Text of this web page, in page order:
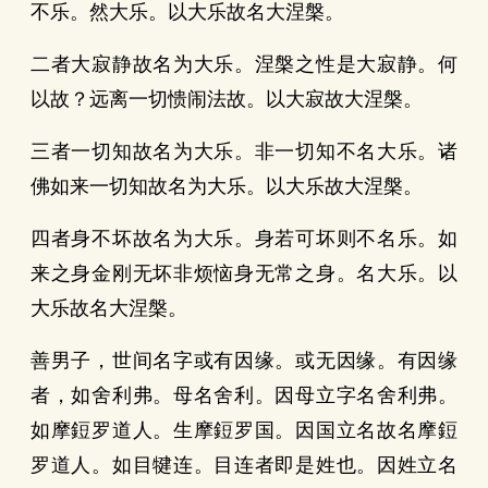
不乐。然大乐。以大乐故名大涅槃。
二者大寂静故名为大乐。涅槃之性是大寂静。何
以故？远离一切愦闹法故。以大寂故大涅槃。
三者一切知故名为大乐。非一切知不名大乐。诸
佛如来一切知故名为大乐。以大乐故大涅槃。
四者身不坏故名为大乐。身若可坏则不名乐。如
来之身金刚无坏非烦恼身无常之身。名大乐。以
大乐故名大涅槃。
善男子，世间名字或有因缘。或无因缘。有因缘
者，如舍利弗。母名舍利。因母立字名舍利弗。
如摩鋀罗道人。生摩鋀罗国。因国立名故名摩鋀
罗道人。如目犍连。目连者即是姓也。因姓立名